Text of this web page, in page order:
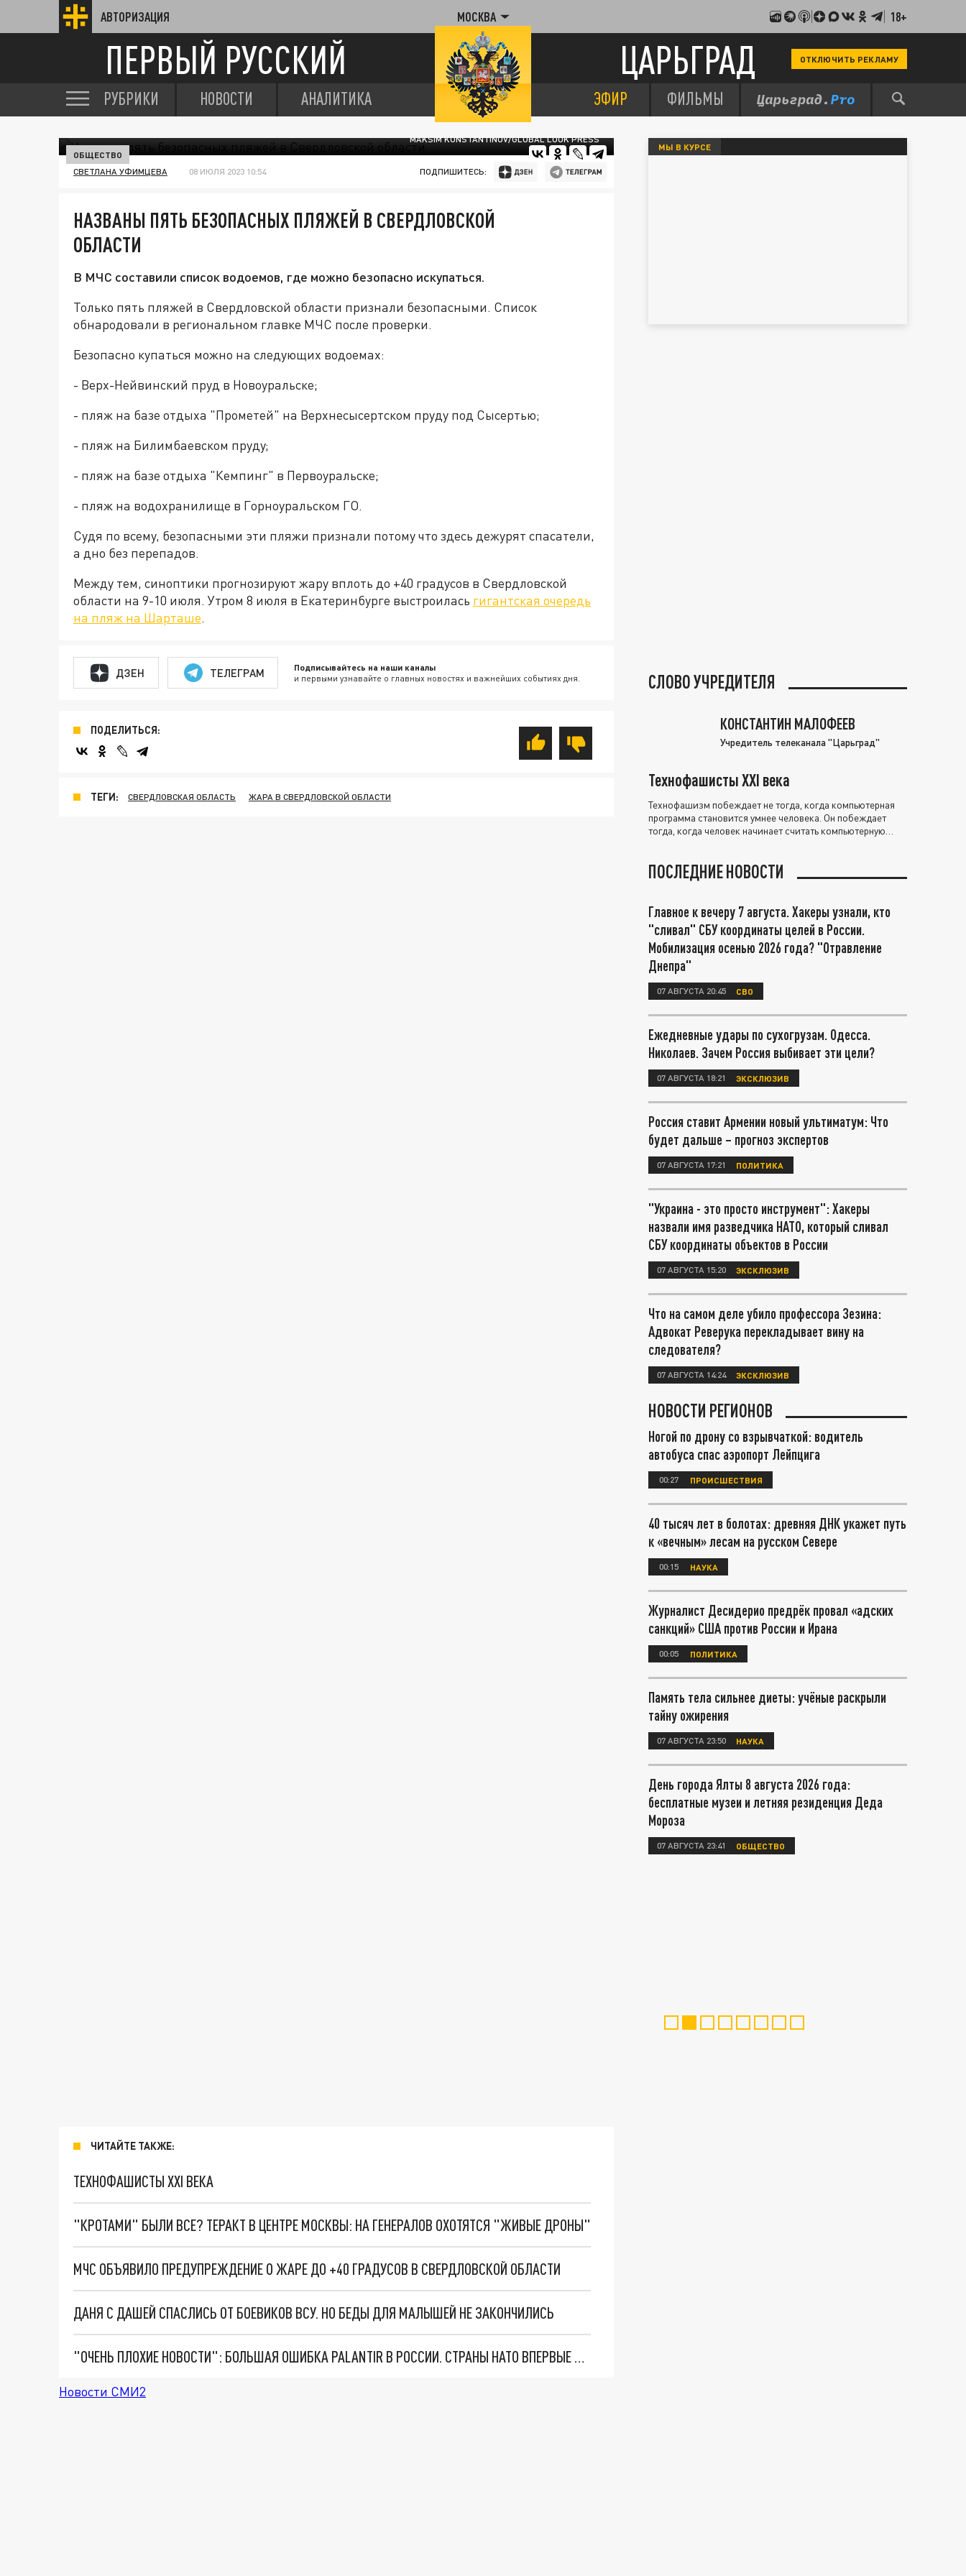
АВТОРИЗАЦИЯ МОСКВА 18+
ПЕРВЫЙ РУССКИЙ ЦАРЬГРАД ОТКЛЮЧИТЬ РЕКЛАМУ
РУБРИКИ НОВОСТИ АНАЛИТИКА ЭФИР ФИЛЬМЫ
MAKSIM KONSTANTINOV/GLOBAL LOOK PRESS
ОБЩЕСТВО
СВЕТЛАНА УФИМЦЕВА 08 ИЮЛЯ 2023 10:54 ПОДПИШИТЕСЬ:
НАЗВАНЫ ПЯТЬ БЕЗОПАСНЫХ ПЛЯЖЕЙ В СВЕРДЛОВСКОЙ
ОБЛАСТИ
В МЧС составили список водоемов, где можно безопасно искупаться.
Только пять пляжей в Свердловской области признали безопасными. Список
обнародовали в региональном главке МЧС после проверки.
Безопасно купаться можно на следующих водоемах:
- Верх-Нейвинский пруд в Новоуральске;
- пляж на базе отдыха "Прометей" на Верхнесысертском пруду под Сысертью;
- пляж на Билимбаевском пруду;
- пляж на базе отдыха "Кемпинг" в Первоуральске;
- пляж на водохранилище в Горноуральском ГО.
Судя по всему, безопасными эти пляжи признали потому что здесь дежурят спасатели,
а дно без перепадов.
Между тем, синоптики прогнозируют жару вплоть до +40 градусов в Свердловской
области на 9-10 июля. Утром 8 июля в Екатеринбурге выстроилась гигантская очередь
на пляж на Шарташе.
ДЗЕН ТЕЛЕГРАМ Подписывайтесь на наши каналы
и первыми узнавайте о главных новостях и важнейших событиях дня.
ПОДЕЛИТЬСЯ:
ТЕГИ: СВЕРДЛОВСКАЯ ОБЛАСТЬ ЖАРА В СВЕРДЛОВСКОЙ ОБЛАСТИ
ЧИТАЙТЕ ТАКЖЕ:
ТЕХНОФАШИСТЫ XXI ВЕКА
"КРОТАМИ" БЫЛИ ВСЕ? ТЕРАКТ В ЦЕНТРЕ МОСКВЫ: НА ГЕНЕРАЛОВ ОХОТЯТСЯ "ЖИВЫЕ ДРОНЫ"
МЧС ОБЪЯВИЛО ПРЕДУПРЕЖДЕНИЕ О ЖАРЕ ДО +40 ГРАДУСОВ В СВЕРДЛОВСКОЙ ОБЛАСТИ
ДАНЯ С ДАШЕЙ СПАСЛИСЬ ОТ БОЕВИКОВ ВСУ. НО БЕДЫ ДЛЯ МАЛЫШЕЙ НЕ ЗАКОНЧИЛИСЬ
"ОЧЕНЬ ПЛОХИЕ НОВОСТИ": БОЛЬШАЯ ОШИБКА PALANTIR В РОССИИ. СТРАНЫ НАТО ВПЕРВЫЕ ЗА СВО ОСТАНОВИЛИ ПОСТАВКИ ОРУЖИЯ. ВСУ ТЕРЯЮТ ПРИГРАНИЧЬЕ?
Новости СМИ2
МЫ В КУРСЕ
СЛОВО УЧРЕДИТЕЛЯ
КОНСТАНТИН МАЛОФЕЕВ
Учредитель телеканала "Царьград"
Технофашисты XXI века
Технофашизм побеждает не тогда, когда компьютерная
программа становится умнее человека. Он побеждает
тогда, когда человек начинает считать компьютерную
ПОСЛЕДНИЕ НОВОСТИ
Главное к вечеру 7 августа. Хакеры узнали, кто
"сливал" СБУ координаты целей в России.
Мобилизация осенью 2026 года? "Отравление
Днепра"
07 АВГУСТА 20:45 СВО
Ежедневные удары по сухогрузам. Одесса.
Николаев. Зачем Россия выбивает эти цели?
07 АВГУСТА 18:21 ЭКСКЛЮЗИВ
Россия ставит Армении новый ультиматум: Что
будет дальше – прогноз экспертов
07 АВГУСТА 17:21 ПОЛИТИКА
"Украина - это просто инструмент": Хакеры
назвали имя разведчика НАТО, который сливал
СБУ координаты объектов в России
07 АВГУСТА 15:20 ЭКСКЛЮЗИВ
Что на самом деле убило профессора Зезина:
Адвокат Реверука перекладывает вину на
следователя?
07 АВГУСТА 14:24 ЭКСКЛЮЗИВ
НОВОСТИ РЕГИОНОВ
Ногой по дрону со взрывчаткой: водитель
автобуса спас аэропорт Лейпцига
00:27 ПРОИСШЕСТВИЯ
40 тысяч лет в болотах: древняя ДНК укажет путь
к «вечным» лесам на русском Севере
00:15 НАУКА
Журналист Десидерио предрёк провал «адских
санкций» США против России и Ирана
00:05 ПОЛИТИКА
Память тела сильнее диеты: учёные раскрыли
тайну ожирения
07 АВГУСТА 23:50 НАУКА
День города Ялты 8 августа 2026 года:
бесплатные музеи и летняя резиденция Деда
Мороза
07 АВГУСТА 23:41 ОБЩЕСТВО